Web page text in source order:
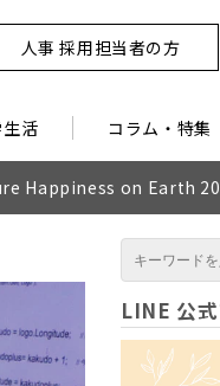
人事 採用担当者の方
活 コラム・特集
Happiness on Earth
LINE 公